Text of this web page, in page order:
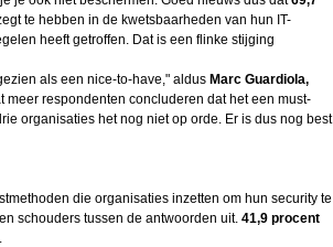
te hebben in de kwetsbaarheden van hun IT-
heeft getroffen. Dat is een flinke stijging
als een nice-to-have," aldus Marc Guardiola,
meer respondenten concluderen dat het een must-
organisaties het nog niet op orde. Er is dus nog best
die organisaties inzetten om hun security te
schouders tussen de antwoorden uit. 41,9 procent